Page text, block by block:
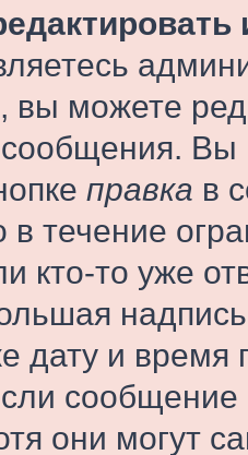
можете
Вы
правка в
в течение
кто-то уже
дату и
они могут